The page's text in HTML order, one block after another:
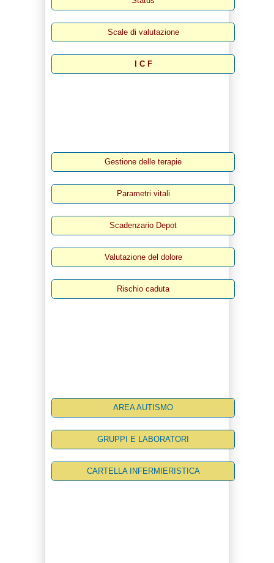
Scale di valutazione
I C F
Gestione delle terapie
Parametri vitali
Scadenzario Depot
Valutazione del dolore
Rischio caduta
AREA AUTISMO
GRUPPI E LABORATORI
CARTELLA INFERMIERISTICA